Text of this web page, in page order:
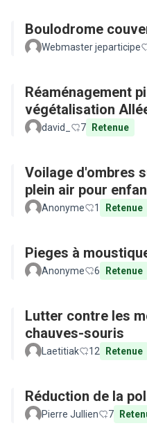
Boulodrome
Webmaster jeparticipe
Réaménagement
végétalisation
david_ 7 Retenue
Voilage d'ombres
plein air pour
Anonyme 1 Retenue
Pieges à
Anonyme 6 Retenue
Lutter contre les
chauves-souris
Laetitiak 12 Retenue
Réduction de la
Pierre Jullien 7